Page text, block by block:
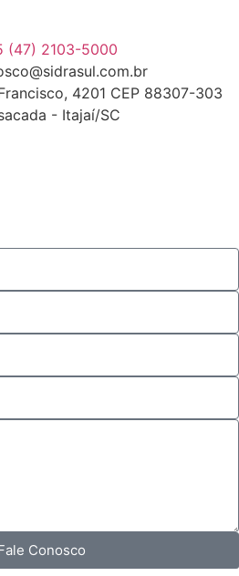
(47) 2103-5000
4201 CEP 88307-303
- Itajaí/SC
Conosco